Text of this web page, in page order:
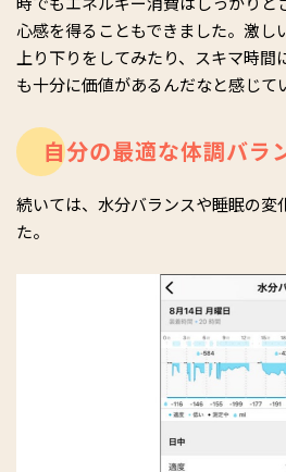
心感を得ることもできました。激し
上り下りをしてみたり、スキマ時
も十分に価値があるんだなと感じて
自分の最適な体調バラ
続いては、水分バランスや睡眠の変
た。